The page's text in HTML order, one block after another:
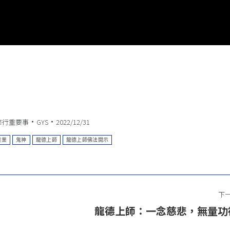
行重要事 GYS 2022/12/31
業 鬼神 龍德上師 龍德上師佛法開示
下
龍德上師：一念慈悲，無量